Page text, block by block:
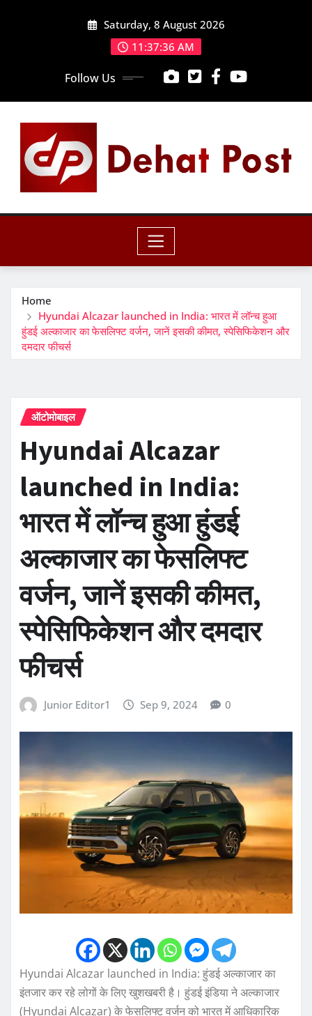
Saturday, 8 August 2026
11:37:38 AM
Follow Us
Home
Hyundai Alcazar launched in India: भारत में लॉन्च हुआ
हुंडई अल्काजार का फेसलिफ्ट वर्जन, जानें इसकी कीमत, स्पेसिफिकेशन और
दमदार फीचर्स
ऑटोमोबाइल
Hyundai Alcazar
launched in India:
भारत में लॉन्च हुआ हुंडई
अल्काजार का फेसलिफ्ट
वर्जन, जानें इसकी कीमत,
स्पेसिफिकेशन और दमदार
फीचर्स
Junior Editor1 Sep 9, 2024 0
Hyundai Alcazar launched in India: हुंडई अल्काजार का
इंतजार कर रहे लोगों के लिए खुशखबरी है। हुंडई इंडिया ने अल्काजार
(Hyundai Alcazar) के फेसलिफ्ट वर्जन को भारत में आधिकारिक